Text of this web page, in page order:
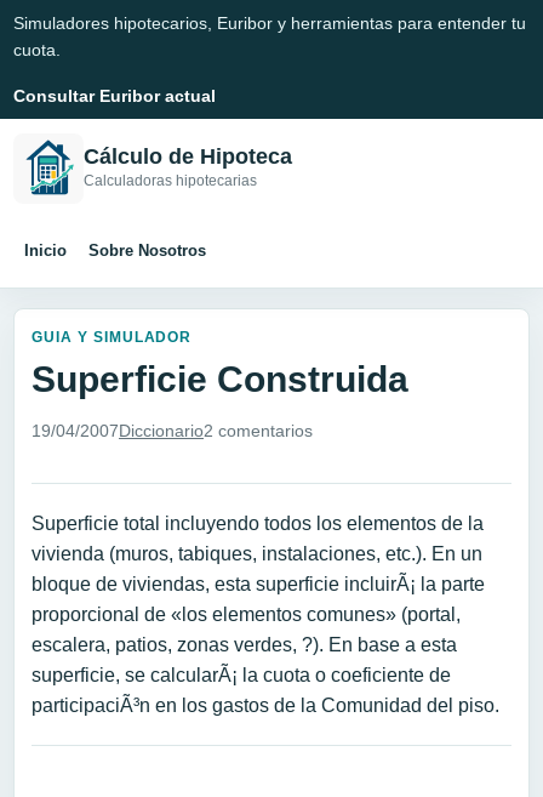
Simuladores hipotecarios, Euribor y herramientas para entender tu
cuota.
Consultar Euribor actual
Cálculo de Hipoteca
Calculadoras hipotecarias
Inicio Sobre Nosotros
GUIA Y SIMULADOR
Superficie Construida
19/04/2007Diccionario2 comentarios
Superficie total incluyendo todos los elementos de la
vivienda (muros, tabiques, instalaciones, etc.). En un
bloque de viviendas, esta superficie incluirÃ¡ la parte
proporcional de «los elementos comunes» (portal,
escalera, patios, zonas verdes, ?). En base a esta
superficie, se calcularÃ¡ la cuota o coeficiente de
participaciÃ³n en los gastos de la Comunidad del piso.